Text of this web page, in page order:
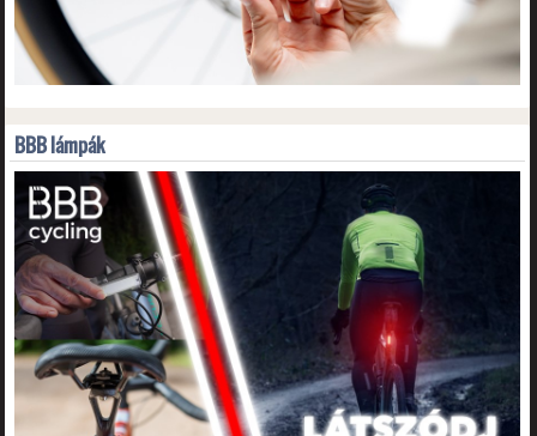
BBB lámpák